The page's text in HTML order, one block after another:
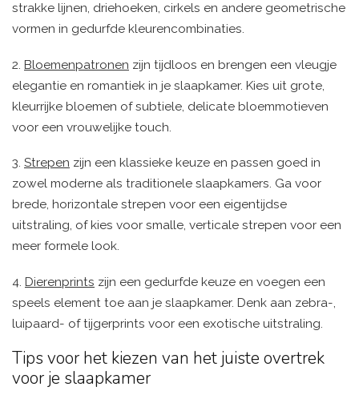
strakke lijnen, driehoeken, cirkels en andere geometrische
vormen in gedurfde kleurencombinaties.
2. Bloemenpatronen zijn tijdloos en brengen een vleugje
elegantie en romantiek in je slaapkamer. Kies uit grote,
kleurrijke bloemen of subtiele, delicate bloemmotieven
voor een vrouwelijke touch.
3. Strepen zijn een klassieke keuze en passen goed in
zowel moderne als traditionele slaapkamers. Ga voor
brede, horizontale strepen voor een eigentijdse
uitstraling, of kies voor smalle, verticale strepen voor een
meer formele look.
4. Dierenprints zijn een gedurfde keuze en voegen een
speels element toe aan je slaapkamer. Denk aan zebra-,
luipaard- of tijgerprints voor een exotische uitstraling.
Tips voor het kiezen van het juiste overtrek
voor je slaapkamer